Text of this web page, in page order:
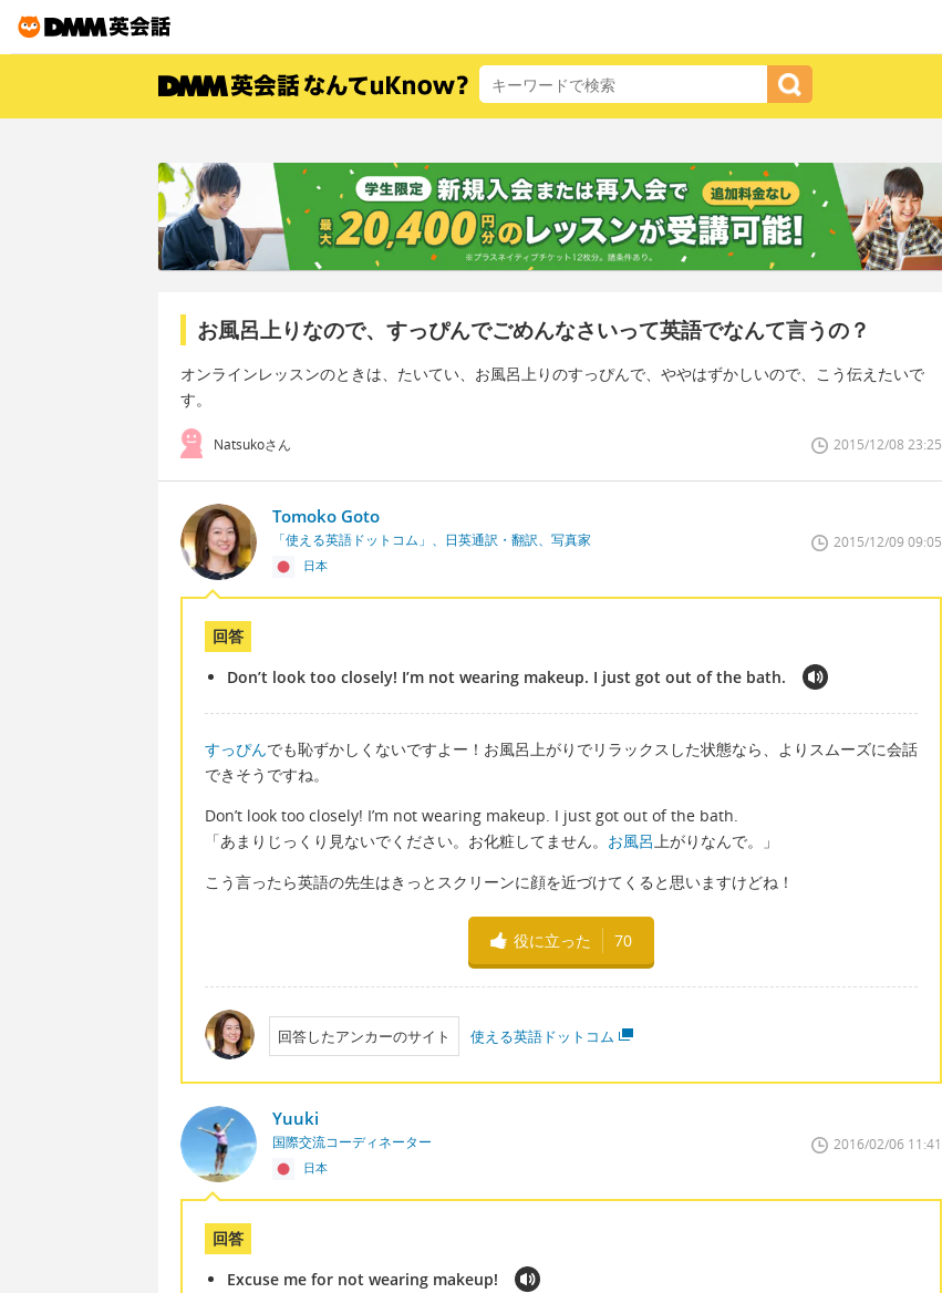
お風呂上りなので、すっぴんでごめんなさいって英語でなんて言うの？
オンラインレッスンのときは、たいてい、お風呂上りのすっぴんで、ややはずかしいので、こう伝えたいで
す。
Natsukoさん 2015/12/08 23:25
Tomoko Goto
「使える英語ドットコム」、日英通訳・翻訳、写真家
日本
2015/12/09 09:05
回答
Don’t look too closely! I’m not wearing makeup. I just got out of the bath.
すっぴんでも恥ずかしくないですよー！お風呂上がりでリラックスした状態なら、よりスムーズに会話
できそうですね。
Don’t look too closely! I’m not wearing makeup. I just got out of the bath.
「あまりじっくり見ないでください。お化粧してません。 お風呂上がりなんで。」
こう言ったら英語の先生はきっとスクリーンに顔を近づけてくると思いますけどね！
役に立った 70
回答したアンカーのサイト 使える英語ドットコム
Yuuki
国際交流コーディネーター
日本
2016/02/06 11:41
回答
Excuse me for not wearing makeup!